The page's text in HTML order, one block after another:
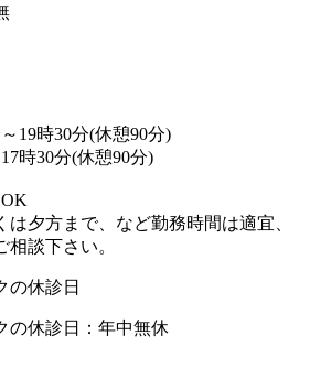
19時30分(休憩90分)
時30分(休憩90分)
は夕方まで、など勤務時間は適宜、
談下さい。
の休診日
の休診日：年中無休